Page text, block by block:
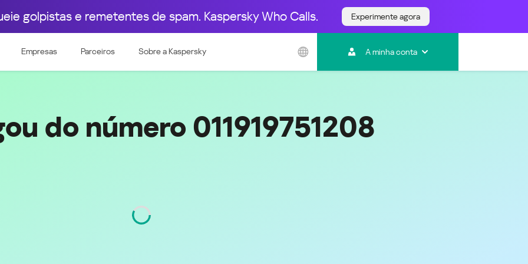
golpistas e remetentes de spam. Kaspersky Who Calls. Experimente agora
Empresas Parceiros Sobre a Kaspersky A minha conta
Ocidental
& Luxembourg
Leste Europeu
Česká republika
Magyarország
Srbija
Türkiye
Қазақстан - Қазақша (Kazakhstan -
Ásia e Pacífico
Australia
India
Malaysia - Bahasa Melayu
New Zealand
do número 011919751208
São Paulo